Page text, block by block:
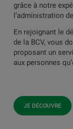
grâce à notre
l’administration
En rejoignant le
de la BCV, vous
proposant un
aux personnes
JE DÉCOUVRE